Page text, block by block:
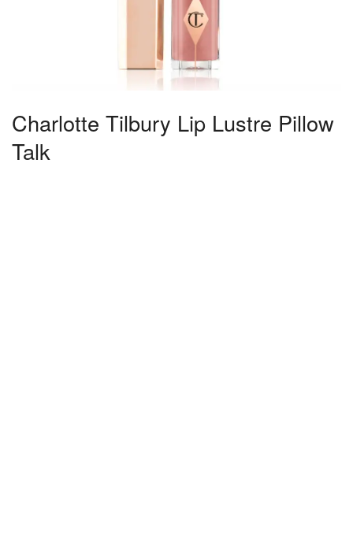
Charlotte Tilbury Lip Lustre Pillow
Talk